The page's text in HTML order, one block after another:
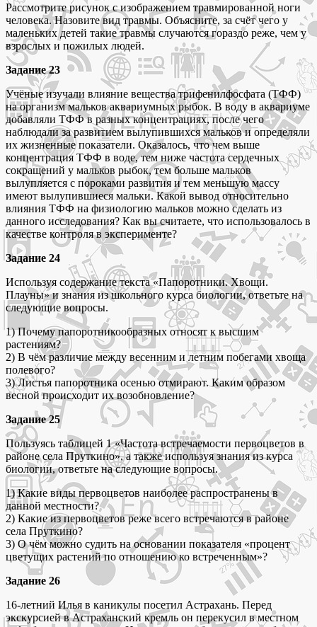
Рассмотрите рисунок с изображением травмированной ноги
человека. Назовите вид травмы. Объясните, за счёт чего у
маленьких детей такие травмы случаются гораздо реже, чем у
взрослых и пожилых людей.
Задание 23
Учёные изучали влияние вещества трифенилфосфата (ТФФ)
на организм мальков аквариумных рыбок. В воду в аквариуме
добавляли ТФФ в разных концентрациях, после чего
наблюдали за развитием вылупившихся мальков и определяли
их жизненные показатели. Оказалось, что чем выше
концентрация ТФФ в воде, тем ниже частота сердечных
сокращений у мальков рыбок, тем больше мальков
вылупляется с пороками развития и тем меньшую массу
имеют вылупившиеся мальки. Какой вывод относительно
влияния ТФФ на физиологию мальков можно сделать из
данного исследования? Как вы считаете, что использовалось в
качестве контроля в эксперименте?
Задание 24
Используя содержание текста «Папоротники. Хвощи.
Плауны» и знания из школьного курса биологии, ответьте на
следующие вопросы.
1) Почему папоротникообразных относят к высшим
растениям?
2) В чём различие между весенним и летним побегами хвоща
полевого?
3) Листья папоротника осенью отмирают. Каким образом
весной происходит их возобновление?
Задание 25
Пользуясь таблицей 1 «Частота встречаемости первоцветов в
районе села Пруткино», а также используя знания из курса
биологии, ответьте на следующие вопросы.
1) Какие виды первоцветов наиболее распространены в
данной местности?
2) Какие из первоцветов реже всего встречаются в районе
села Пруткино?
3) О чём можно судить на основании показателя «процент
цветущих растений по отношению ко встреченным»?
Задание 26
16-летний Илья в каникулы посетил Астрахань. Перед
экскурсией в Астраханский кремль он перекусил в местном